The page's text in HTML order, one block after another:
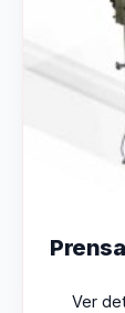
Ver